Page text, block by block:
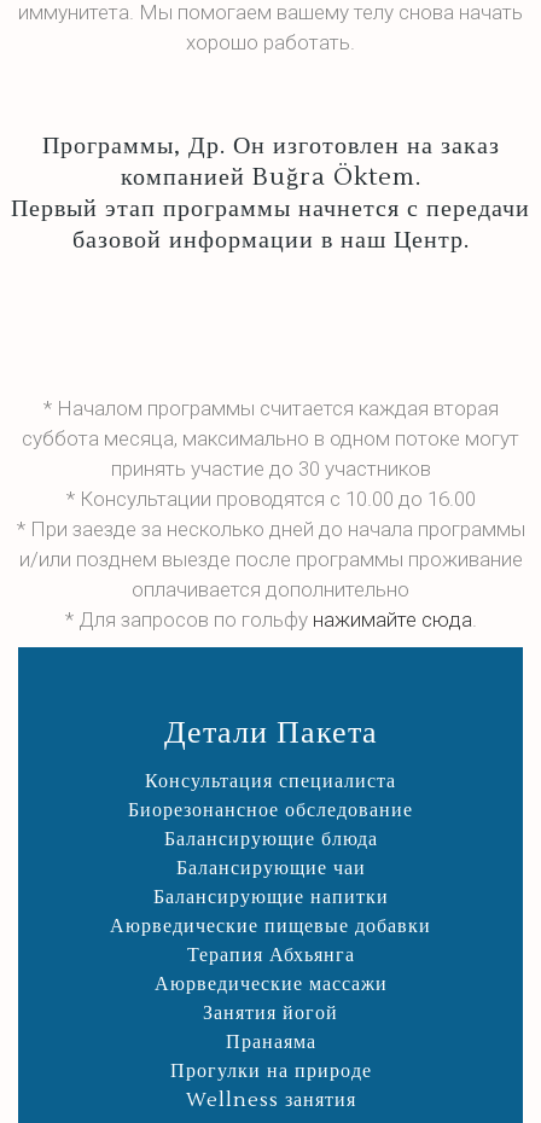
иммунитета. Мы помогаем вашему телу снова начать
хорошо работать.
Программы, Др. Он изготовлен на заказ
компанией Buğra Öktem.
Первый этап программы начнется с передачи
базовой информации в наш Центр.
* Началом программы считается каждая вторая
суббота месяца, максимально в одном потоке могут
принять участие до 30 участников
* Консультации проводятся с 10.00 до 16.00
* При заезде за несколько дней до начала программы
и/или позднем выезде после программы проживание
оплачивается дополнительно
* Для запросов по гольфу нажимайте сюда.
Детали Пакета
Консультация специалиста
Биорезонансное обследование
Балансирующие блюда
Балансирующие чаи
Балансирующие напитки
Аюрведические пищевые добавки
Терапия Абхьянга
Аюрведические массажи
Занятия йогой
Пранаяма
Прогулки на природе
Wellness занятия